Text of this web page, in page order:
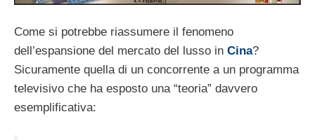
Come si potrebbe riassumere il fenomeno
dell’espansione del mercato del lusso in Cina?
Sicuramente quella di un concorrente a un programma
televisivo che ha esposto una “teoria” davvero
esemplificativa: